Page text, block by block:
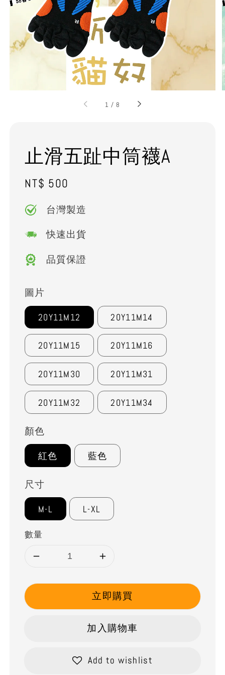
1 / 8
止滑五趾中筒襪A
Regular
NT$ 500
台灣製造
快速出貨
品質保證
圖片
20Y11M12 20Y11M14
20Y11M15 20Y11M16
20Y11M30 20Y11M31
20Y11M32 20Y11M34
顏色
紅色 藍色
尺寸
M-L L-XL
數量
立即購買
加入購物車
Add to wishlist